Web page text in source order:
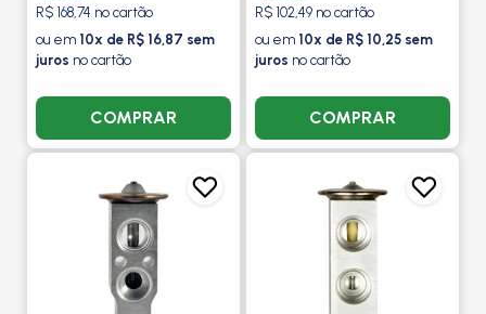
R$ 168,74 no cartão
ou em 10x de R$ 16,87 sem
juros no cartão
COMPRAR
R$ 102,49 no cartão
ou em 10x de R$ 10,25 sem
juros no cartão
COMPRAR